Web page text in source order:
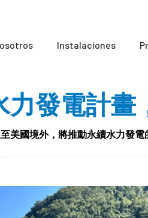
Instalaciones
力發電計
美國境外，將推動永續水力發